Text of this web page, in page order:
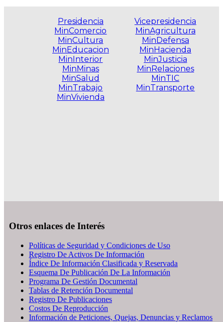
Presidencia
MinComercio
MinCultura
MinEducacion
MinInterior
MinMinas
MinSalud
MinTrabajo
MinVivienda
Vicepresidencia
MinAgricultura
MinDefensa
MinHacienda
MinJusticia
MinRelaciones
MinTIC
MinTransporte
Otros enlaces de Interés
Políticas de Seguridad y Condiciones de Uso
Registro De Activos De Información
Índice De Información Clasificada y Reservada
Esquema De Publicación De La Información
Programa De Gestión Documental
Tablas de Retención Documental
Registro De Publicaciones
Costos De Reproducción
Información de Peticiones, Quejas, Denuncias y Reclamos